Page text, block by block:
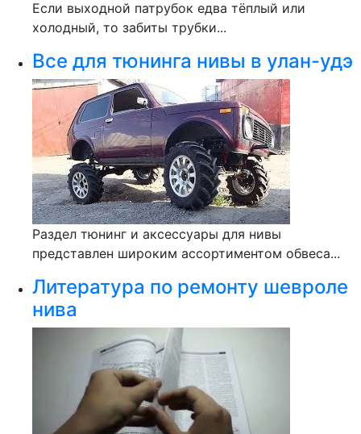
Если выходной патрубок едва тёплый или
холодный, то забиты трубки...
Все для тюнинга нивы в улан-удэ
Раздел тюнинг и аксессуары для нивы
представлен широким ассортиментом обвеса...
Литература по ремонту шевроле
нива